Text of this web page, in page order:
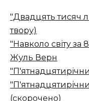
"Двадцять тисяч
твору)
"Навколо світу за
Жуль Верн
(скорочено)